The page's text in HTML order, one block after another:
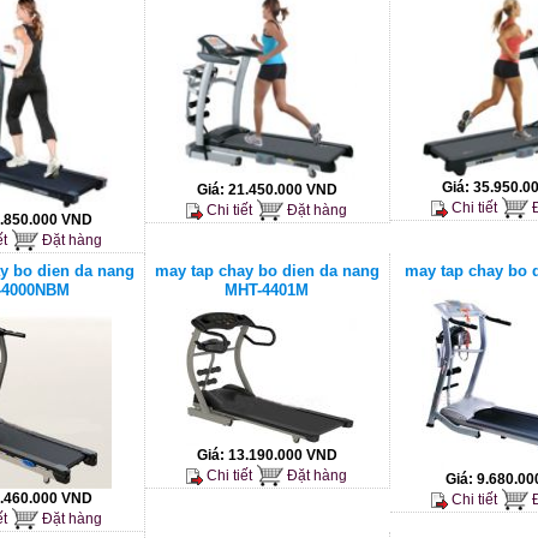
VND
Đặt hàng
Giá: 21.450.000 VND
Chi tiết
Đặt hàng
Giá:
Chi tiết
bo dien da nang
VND
Đặt hàng
may tap chay bo dien da nang
MHT-4401M
Giá: 13.190.000 VND
Chi tiết
Đặt hàng
may tap chay bo
Giá:
Chi tiết